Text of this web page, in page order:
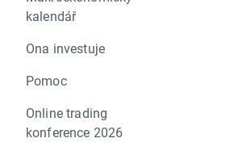
kalendář
Ona investuje
Pomoc
Online trading
konference 2026